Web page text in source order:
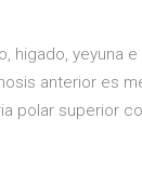
yeyuna
anterior es
polar superior